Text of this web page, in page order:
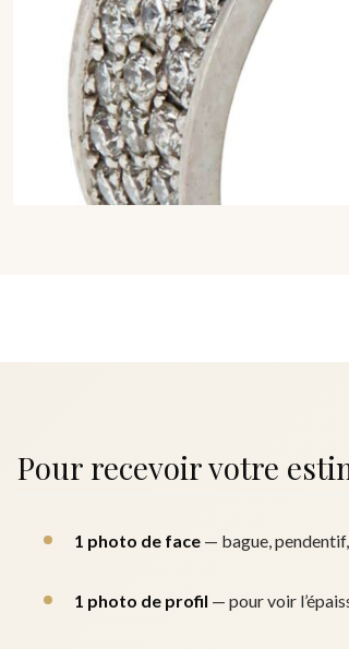
Pour recevoir votre
1 photo de face — bague,
1 photo de profil — pour voir